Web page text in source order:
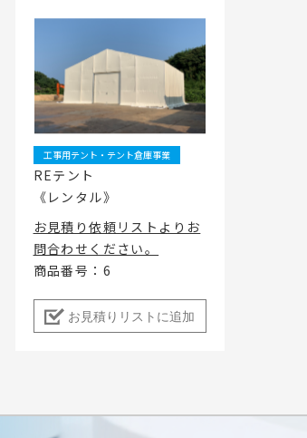
スポーツ施設資材
地面養生資材
会場設営用品
屋内イベント 展示会
イベント映像機器
撮影機材・中継機材
テーブル・チェアその他備
冷・暖房機器 発電機
遊具・模擬店用品・スポー
式典用品
密着イベント キッズ・アミューズメント事業
工事用テント・テント倉庫事業
REテント
《レンタル》
お見積り依頼リストよりお
問合わせください。
商品番号：6
お見積りリストに追加